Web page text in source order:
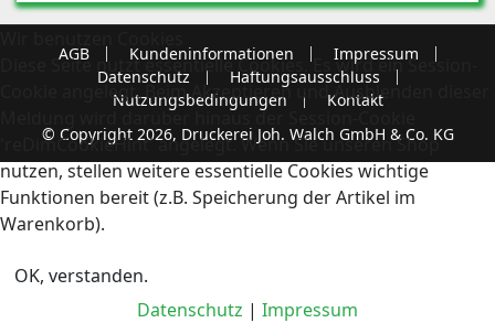
AGB Kundeninformationen
Impressum
Datenschutz
Haftungsausschluss
Nutzungsbedingungen
Kontakt
© Copyright 2026, Druckerei Joh. Walch GmbH & Co. KG
Diese Seite nutzt essentielle Cookies. Es wird ein Session-
Cookie angelegt. Beim Akzeptieren und Ausblenden dieser
Meldung wird darüber hinaus der Session-Cookie
'reDimCookieHint' angelegt. Wenn Sie unseren Shop
nutzen, stellen weitere essentielle Cookies wichtige
Funktionen bereit (z.B. Speicherung der Artikel im
Warenkorb).
OK, verstanden.
Datenschutz | Impressum